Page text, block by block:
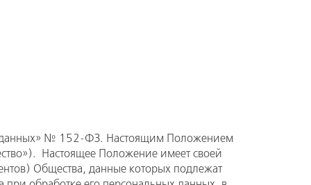
данных» № 152-ФЗ. Настоящим Положением
Настоящее Положение имеет своей
Общества, данные которых подлежат